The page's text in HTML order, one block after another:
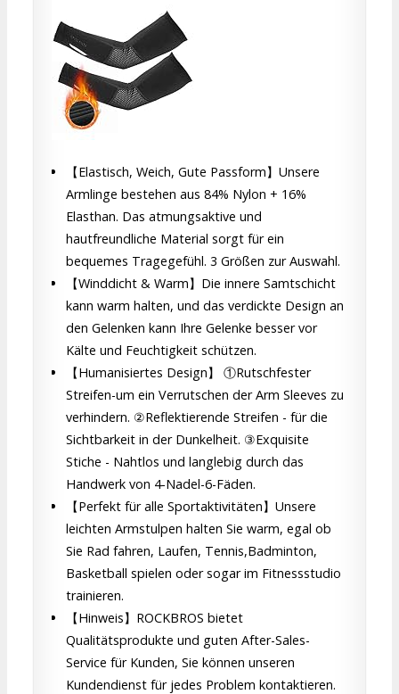
【Elastisch, Weich, Gute Passform】Unsere
Armlinge bestehen aus 84% Nylon + 16%
Elasthan. Das atmungsaktive und
hautfreundliche Material sorgt für ein
bequemes Tragegefühl. 3 Größen zur Auswahl.
【Winddicht & Warm】Die innere Samtschicht
kann warm halten, und das verdickte Design an
den Gelenken kann Ihre Gelenke besser vor
Kälte und Feuchtigkeit schützen.
【Humanisiertes Design】 ①Rutschfester
Streifen-um ein Verrutschen der Arm Sleeves zu
verhindern. ②Reflektierende Streifen - für die
Sichtbarkeit in der Dunkelheit. ③Exquisite
Stiche - Nahtlos und langlebig durch das
Handwerk von 4-Nadel-6-Fäden.
【Perfekt für alle Sportaktivitäten】Unsere
leichten Armstulpen halten Sie warm, egal ob
Sie Rad fahren, Laufen, Tennis,Badminton,
Basketball spielen oder sogar im Fitnessstudio
trainieren.
【Hinweis】ROCKBROS bietet
Qualitätsprodukte und guten After-Sales-
Service für Kunden, Sie können unseren
Kundendienst für jedes Problem kontaktieren.